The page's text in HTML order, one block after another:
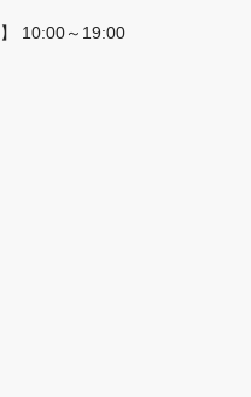
10:00～19:00